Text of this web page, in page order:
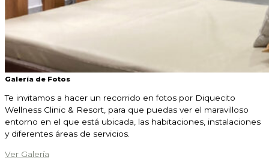
Galería de Fotos
Te invitamos a hacer un recorrido en fotos por Diquecito
Wellness Clinic & Resort, para que puedas ver el maravilloso
entorno en el que está ubicada, las habitaciones, instalaciones
y diferentes áreas de servicios.
Ver Galería